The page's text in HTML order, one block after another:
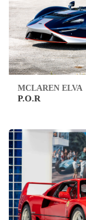
MCLAREN ELVA
P.O.R